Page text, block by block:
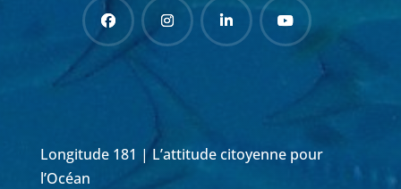
Longitude 181 | L’attitude citoyenne pour
l’Océan